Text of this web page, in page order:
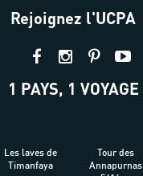
Rejoignez l'UCPA
1 PAYS, 1 VOYAGE
Les laves de
Timanfaya
Tour des
Annapurnas